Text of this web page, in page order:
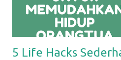
5 Life Hacks